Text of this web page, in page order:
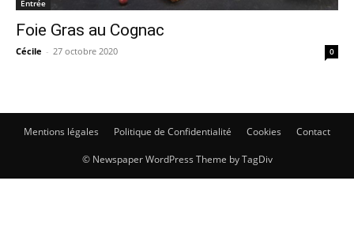
Entrée
Foie Gras au Cognac
Cécile - 27 octobre 2020 0
Mentions légales Politique de Confidentialité Cookies Contact
© Newspaper WordPress Theme by TagDiv